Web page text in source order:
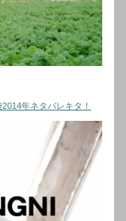
年ネタバレキタ！